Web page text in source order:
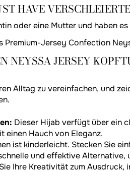
HAVE
oder eine Mutter und haben
Premium-Jersey Confection
NEYSSAJERSEY
Alltag zu vereinfachen, und
Dieser Hijab verfügt über ein
einen Hauch von Eleganz.
ist kinderleicht. Stecken Sie
und effektive Alternative,
Ihre Kreativität zum